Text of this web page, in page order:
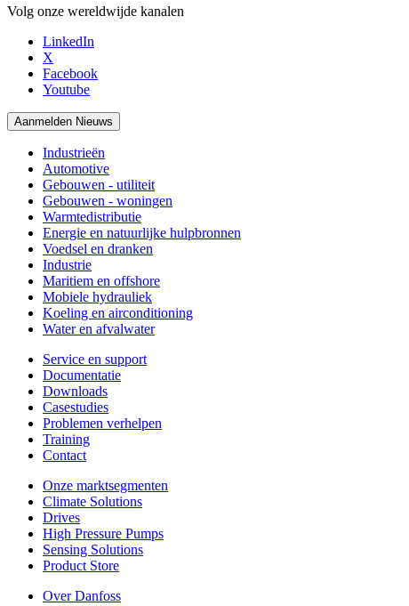
Volg onze wereldwijde kanalen
LinkedIn
X
Facebook
Youtube
Aanmelden Nieuws
Industrieën
Automotive
Gebouwen - utiliteit
Gebouwen - woningen
Warmtedistributie
Energie en natuurlijke hulpbronnen
Voedsel en dranken
Industrie
Maritiem en offshore
Mobiele hydrauliek
Koeling en airconditioning
Water en afvalwater
Service en support
Documentatie
Downloads
Casestudies
Problemen verhelpen
Training
Contact
Onze marktsegmenten
Climate Solutions
Drives
High Pressure Pumps
Sensing Solutions
Product Store
Over Danfoss